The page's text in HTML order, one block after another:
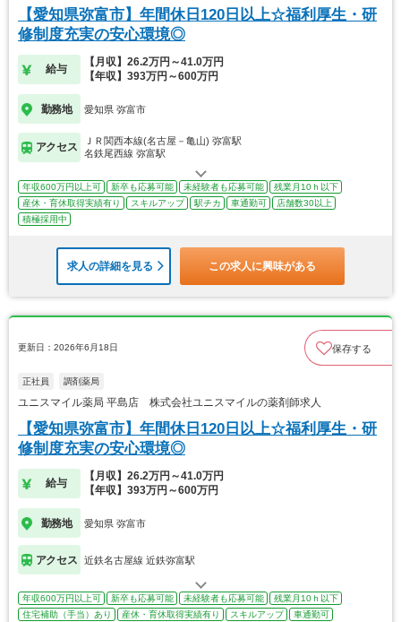
【愛知県弥富市】年間休日120日以上☆福利厚生・研
修制度充実の安心環境◎
給与
【月収】26.2万円～41.0万円
【年収】393万円～600万円
勤務地 愛知県 弥富市
アクセス
ＪＲ関西本線(名古屋－亀山) 弥富駅
名鉄尾西線 弥富駅
年収600万円以上可 新卒も応募可能 未経験者も応募可能
残業月10ｈ以下
産休・育休取得実績有り
スキルアップ 駅チカ 車通勤可
店舗数30以上
積極採用中
求人の詳細を見る この求人に興味がある
更新日：2026年6月18日 保存する
正社員 調剤薬局
ユニスマイル薬局 平島店 株式会社ユニスマイルの薬剤師求人
【愛知県弥富市】年間休日120日以上☆福利厚生・研
修制度充実の安心環境◎
給与
【月収】26.2万円～41.0万円
【年収】393万円～600万円
勤務地 愛知県 弥富市
アクセス 近鉄名古屋線 近鉄弥富駅
年収600万円以上可 新卒も応募可能 未経験者も応募可能
残業月10ｈ以下
住宅補助（手当）あり
産休・育休取得実績有り スキルアップ
車通勤可